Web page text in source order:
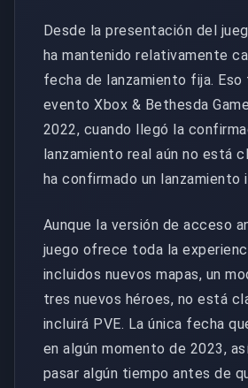
Desde la presentación del
ha mantenido relativamente
fecha de lanzamiento fija.
evento Xbox & Bethesda
2022, cuando llegó la
lanzamiento real aún no está
ha confirmado un lanzamiento
Aunque la versión de acceso
juego ofrece toda la
incluidos nuevos mapas, un
tres nuevos héroes, no está
incluirá PVE. La única fecha
en algún momento de 2023,
pasar algún tiempo antes de